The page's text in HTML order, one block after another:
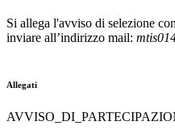
Si allega l'avviso di selezione
inviare all’indirizzo mail:
Allegati